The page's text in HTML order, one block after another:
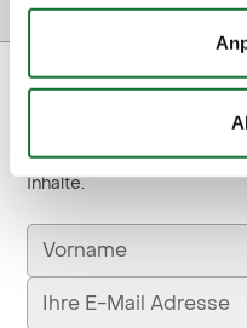
Relevante Inhalte für
Franchisepartner
Inhalte.